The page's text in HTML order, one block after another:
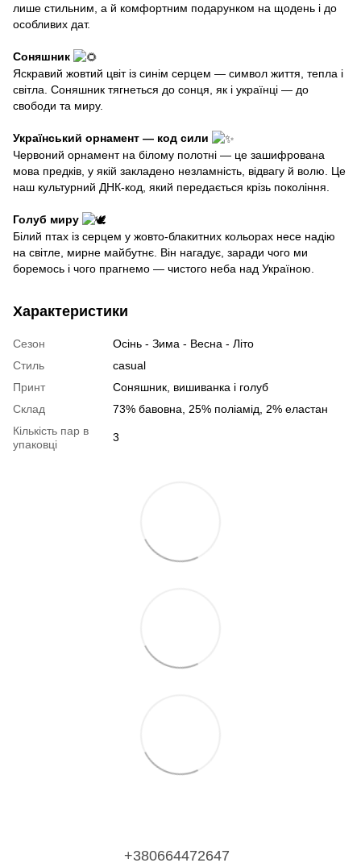
лише стильним, а й комфортним подарунком на щодень і до
особливих дат.
Соняшник
Яскравий жовтий цвіт із синім серцем — символ життя, тепла і
світла. Соняшник тягнеться до сонця, як і українці — до
свободи та миру.
Український орнамент — код сили
Червоний орнамент на білому полотні — це зашифрована
мова предків, у якій закладено незламність, відвагу й волю. Це
наш культурний ДНК-код, який передається крізь покоління.
Голуб миру
Білий птах із серцем у жовто-блакитних кольорах несе надію
на світле, мирне майбутнє. Він нагадує, заради чого ми
боремось і чого прагнемо — чистого неба над Україною.
Характеристики
Сезон
Осінь - Зима - Весна - Літо
Стиль
casual
Принт
Соняшник, вишиванка і голуб
Склад
73% бавовна, 25% поліамід, 2% еластан
Кількість пар в
упаковці
3
+380664472647